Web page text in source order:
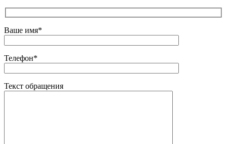
Ваше имя*
Телефон*
Текст обращения